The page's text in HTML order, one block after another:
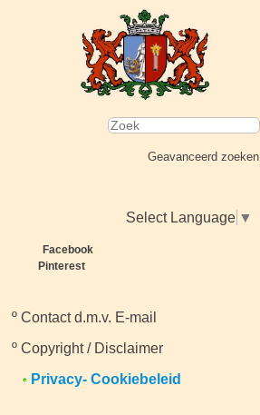
Geavanceerd zoeken
Select Language ▼
Facebook
Pinterest
º Contact d.m.v. E-mail
º Copyright / Disclaimer
Privacy- Cookiebeleid